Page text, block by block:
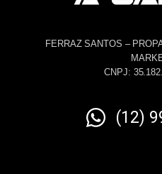
FERRAZ SANTOS –
CNPJ:
(12)